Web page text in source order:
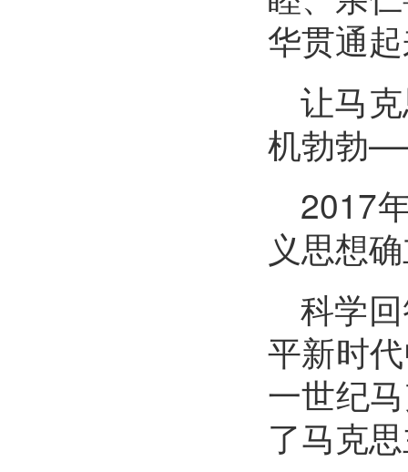
华贯通
让马
机勃勃
2017
义思想
科学
平新时
一世纪
了马克